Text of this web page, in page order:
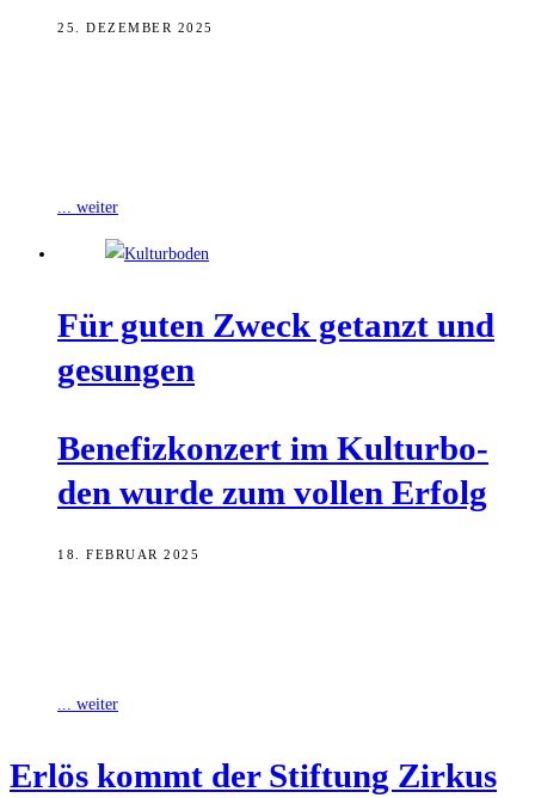
25. DEZEMBER 2025
... weiter
Für guten Zweck getanzt und
gesungen
Bene­fiz­kon­zert im Kul­tur­bo­
den wur­de zum vol­len Erfolg
18. FEBRUAR 2025
... weiter
Erlös kommt der Stif­tung Zir­kus